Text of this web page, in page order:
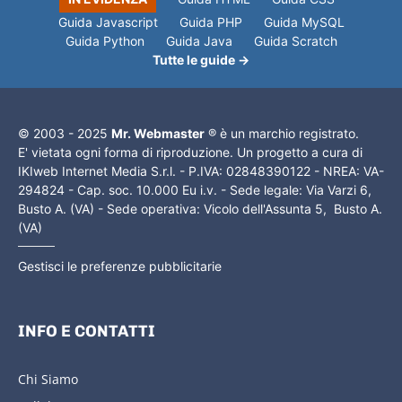
Guida Javascript
Guida PHP
Guida MySQL
Guida Python
Guida Java
Guida Scratch
Tutte le guide →
© 2003 - 2025 Mr. Webmaster ® è un marchio registrato.
E' vietata ogni forma di riproduzione. Un progetto a cura di
IKIweb Internet Media S.r.l. - P.IVA: 02848390122 - NREA: VA-
294824 - Cap. soc. 10.000 Eu i.v. - Sede legale: Via Varzi 6,
Busto A. (VA) - Sede operativa: Vicolo dell'Assunta 5, Busto A.
(VA)
Gestisci le preferenze pubblicitarie
INFO E CONTATTI
Chi Siamo